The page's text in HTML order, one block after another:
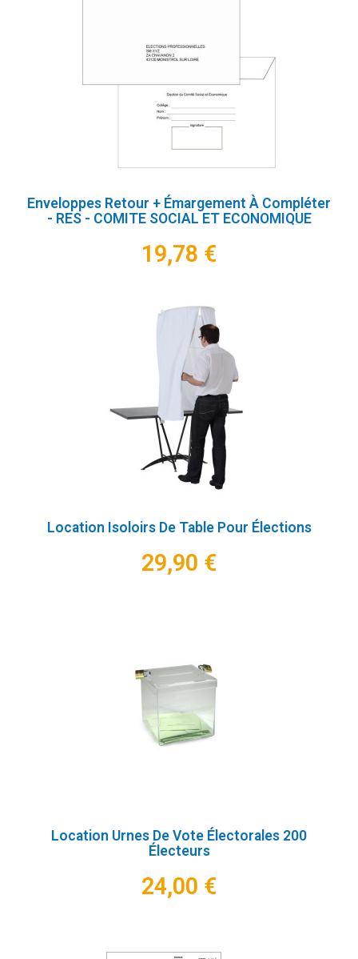
Enveloppes Retour + Émargement À Compléter
- RES - COMITE SOCIAL ET ECONOMIQUE
19,78 €
Location Isoloirs De Table Pour Élections
29,90 €
Location Urnes De Vote Électorales 200
Électeurs
24,00 €